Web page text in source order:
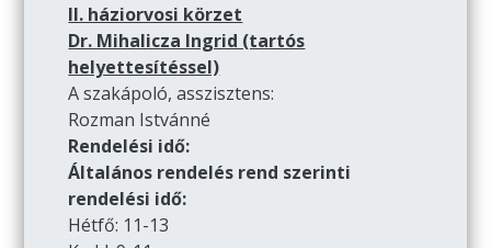
II. háziorvosi körzet
Dr. Mihalicza Ingrid (tartós
helyettesítéssel)
A szakápoló, asszisztens:
Rozman Istvánné
Rendelési idő:
Általános rendelés rend szerinti
rendelési idő:
Hétfő: 11-13